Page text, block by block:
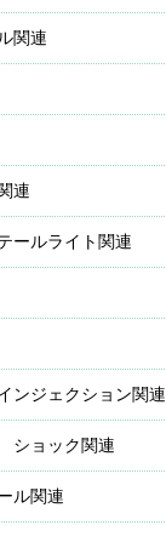
関連
連
ールライト関連
ンジェクション関連
ショック関連
ル関連